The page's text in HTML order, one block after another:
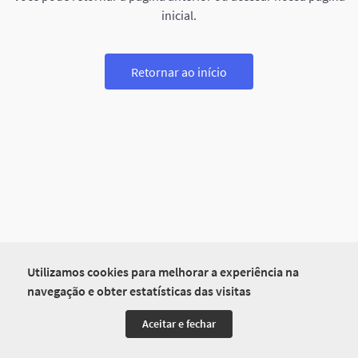
Utilizamos cookies para melhorar a experiência na
navegação e obter estatísticas das visitas
Aceitar e fechar
inicial.
Retornar ao início